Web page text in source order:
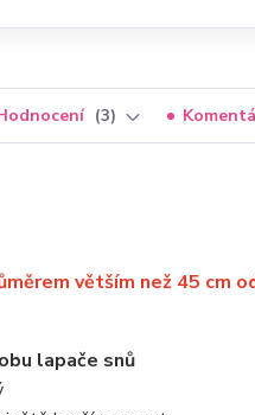
3
větším než 45
lapače snů